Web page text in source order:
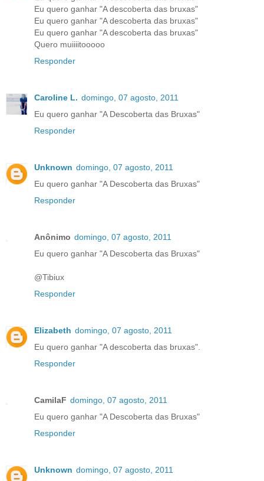
Eu quero ganhar "A descoberta das bruxas"
Eu quero ganhar "A descoberta das bruxas"
Eu quero ganhar "A descoberta das bruxas"
Quero muiiiitooooo
Responder
Caroline L. domingo, 07 agosto, 2011
Eu quero ganhar "A Descoberta das Bruxas"
Responder
Unknown domingo, 07 agosto, 2011
Eu quero ganhar "A Descoberta das Bruxas"
Responder
Anônimo domingo, 07 agosto, 2011
Eu quero ganhar "A Descoberta das Bruxas"
@Tibiux
Responder
Elizabeth domingo, 07 agosto, 2011
Eu quero ganhar "A descoberta das bruxas".
Responder
CamilaF domingo, 07 agosto, 2011
Eu quero ganhar "A Descoberta das Bruxas"
Responder
Unknown domingo, 07 agosto, 2011